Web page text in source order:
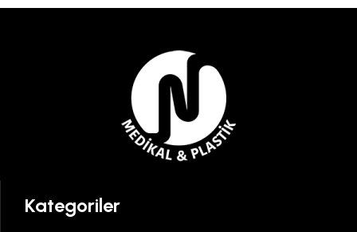
Kategoriler